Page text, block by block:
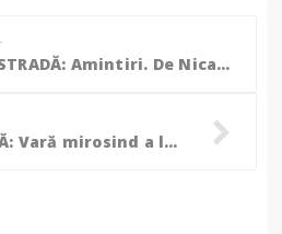
VERSURI DIN STRADĂ: Amintiri. De Nicanor Casandruc
VERSURI DIN STRADĂ: Vară mirosind a lună. De Ciubotariu Mihaela